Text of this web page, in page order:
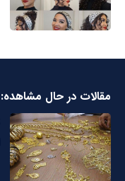
مقالات در حال مشاهده: